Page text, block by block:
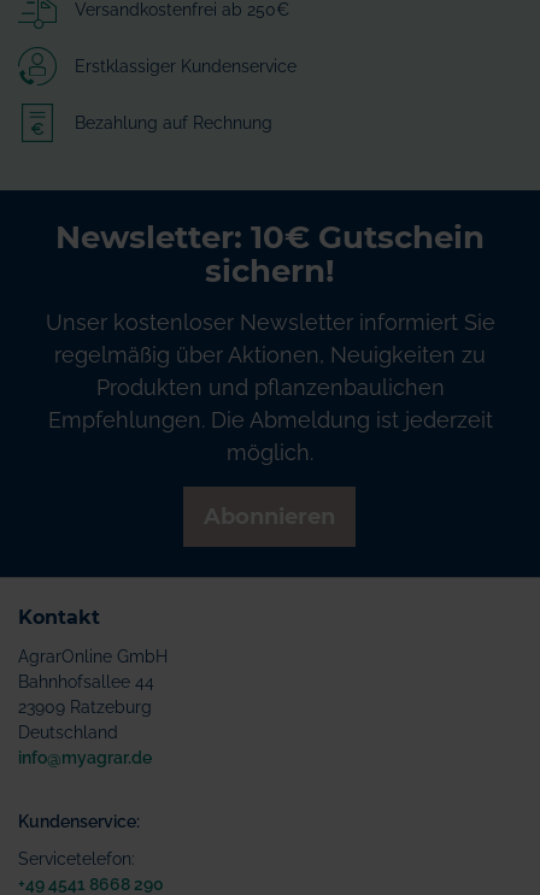
Versandkostenfrei ab 250€
Erstklassiger Kundenservice
Bezahlung auf Rechnung
Newsletter: 10€ Gutschein
sichern!
Unser kostenloser Newsletter informiert Sie
regelmäßig über Aktionen, Neuigkeiten zu
Produkten und pflanzenbaulichen
Empfehlungen. Die Abmeldung ist jederzeit
möglich.
Kontakt
AgrarOnline GmbH
Bahnhofsallee 44
23909 Ratzeburg
Deutschland
info@myagrar.de
Kundenservice:
Servicetelefon:
+49 4541 8668 290